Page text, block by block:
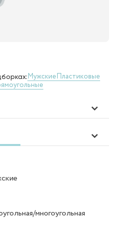
МужскиеПластиковые
многоугольная